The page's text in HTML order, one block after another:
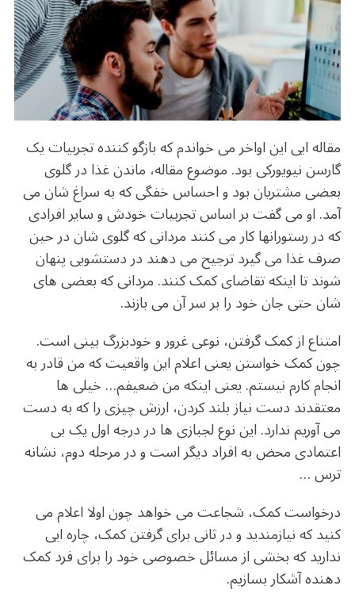
o
o
k
m p
p
مقاله ایی این اواخر می خواندم که بازگو کننده تجربیات یک
گارسن نیویورکی بود. موضوع مقاله، ماندن غذا در گلوی
بعضی مشتریان بود و احساس خفگی که به سراغ شان می
آمد. او می گفت بر اساس تجربیات خودش و سایر افرادی
که در رستورانها کار می کنند مردانی که گلوی شان در حین
صرف غذا می گیرد ترجیح می دهند در دستشویی پنهان
شوند تا اینکه تقاضای کمک کنند. مردانی که بعضی های
شان حتی جان خود را بر سر آن می بازند.
امتناع از کمک گرفتن، نوعی غرور و خودبزرگ بینی است.
چون کمک خواستن یعنی اعلام این واقعیت که من قادر به
انجام کارم نیستم. یعنی اینکه من ضعیفم… خیلی ها
معتقدند دست نیاز بلند کردن، ارزش چیزی را که به دست
می آوریم ندارد. این نوع لجبازی ها در درجه اول یک بی
اعتمادی محض به افراد دیگر است و در مرحله دوم، نشانه
ترس …
درخواست کمک، شجاعت می خواهد چون اولا اعلام می
کنید که نیازمندید و در ثانی برای گرفتن کمک، چاره ایی
ندارید که بخشی از مسائل خصوصی خود را برای فرد کمک
دهنده آشکار بسازیم.